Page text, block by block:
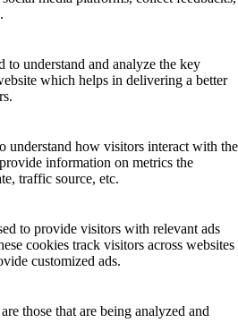
to understand and analyze the key
which helps in delivering a better
understand how visitors interact with the
information on metrics the
traffic source, etc.
to provide visitors with relevant ads
cookies track visitors across websites
customized ads.
those that are being analyzed and